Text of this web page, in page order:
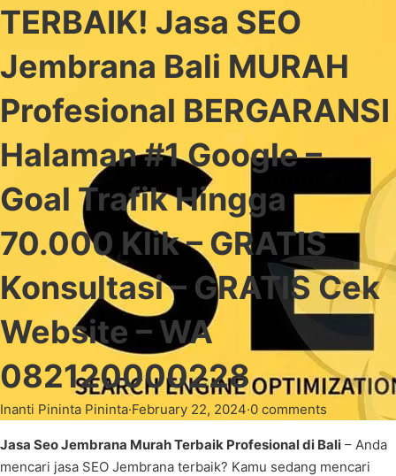
TERBAIK! Jasa SEO
Jembrana Bali MURAH
Profesional BERGARANSI
Halaman #1 Google –
Goal Trafik Hingga
70.000 Klik – GRATIS
Konsultasi – GRATIS Cek
Website – WA
082120000228
Inanti Pininta Pininta·February 22, 2024·0 comments
Jasa Seo Jembrana Murah Terbaik Profesional di Bali – Anda
mencari jasa SEO Jembrana terbaik? Kamu sedang mencari